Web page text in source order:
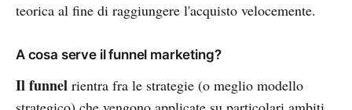
teorica al fine di raggiungere l'acquisto velocemente.
A cosa serve il funnel marketing?
Il funnel rientra fra le strategie (o meglio modello